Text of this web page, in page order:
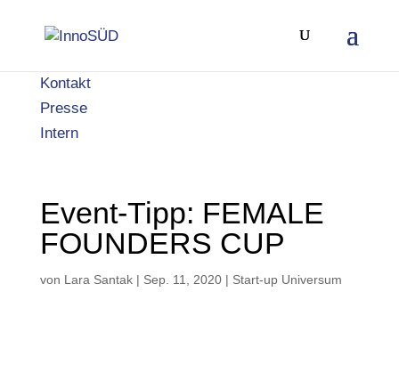
Kontakt
Presse
Intern
Event-Tipp: FEMALE
FOUNDERS CUP
von Lara Santak| Sep. 11, 2020| Start-up Universum